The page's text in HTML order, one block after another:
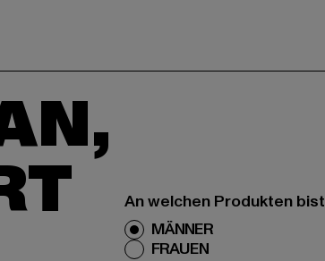
An welchen Produkten
MÄNNER
FRAUEN